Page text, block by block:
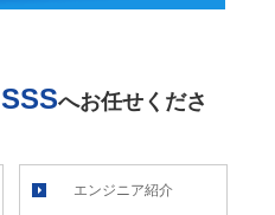
SSSへお任せくださ
エンジニア紹介